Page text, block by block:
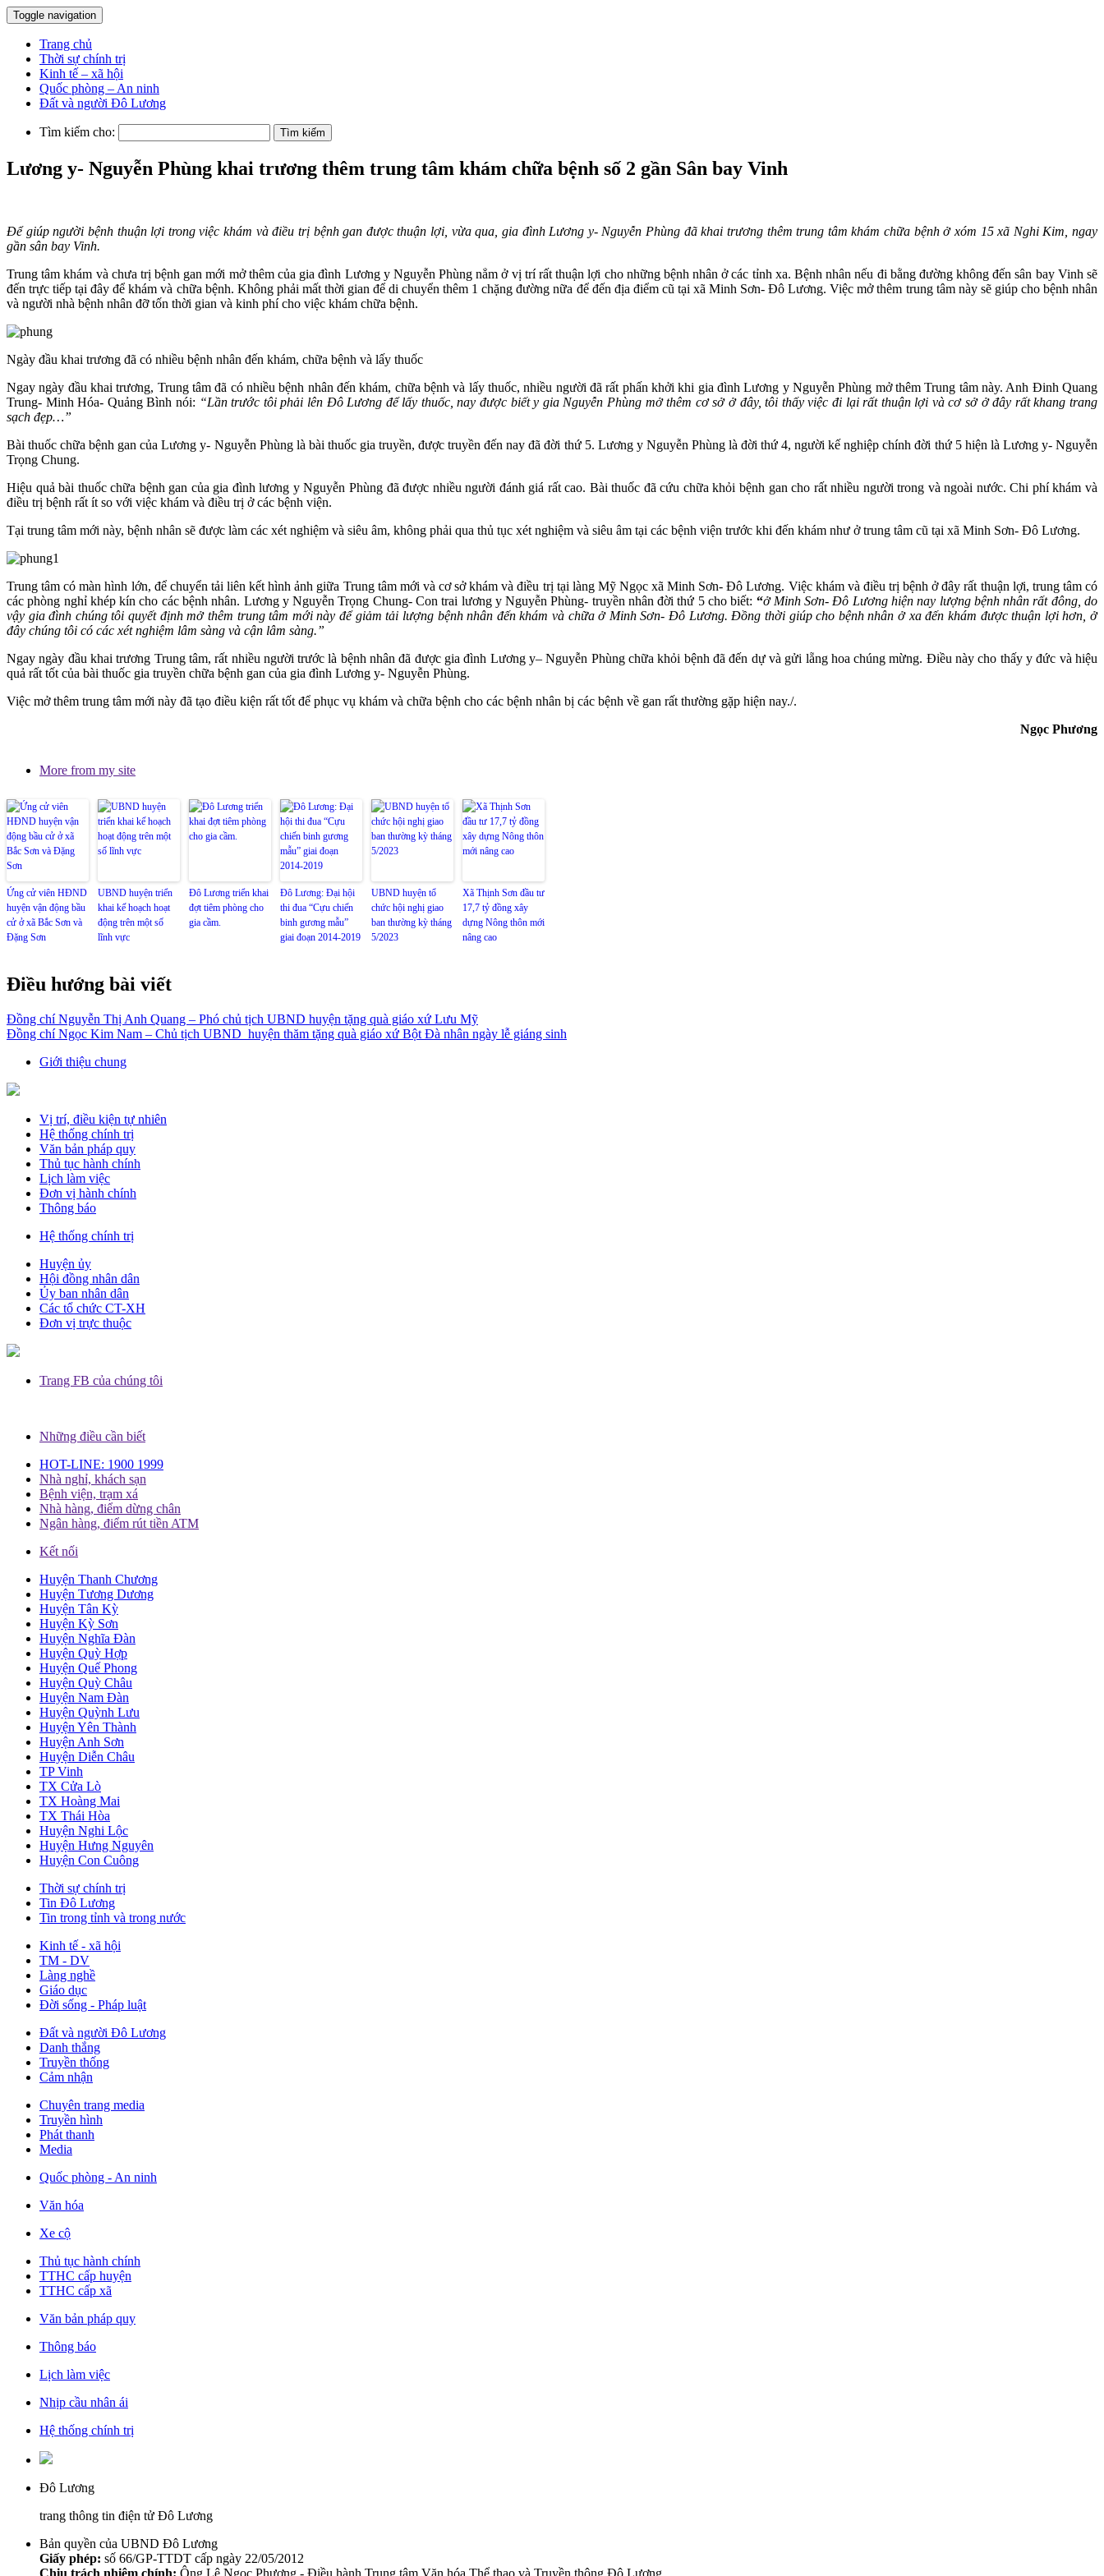
Toggle navigation
Trang chủ
Thời sự chính trị
Kinh tế – xã hội
Quốc phòng – An ninh
Đất và người Đô Lương
Tìm kiếm cho:
Lương y- Nguyễn Phùng khai trương thêm trung tâm khám chữa bệnh số 2 gần Sân bay Vinh
Để giúp người bệnh thuận lợi trong việc khám và điều trị bệnh gan được thuận lợi, vừa qua, gia đình Lương y- Nguyễn Phùng đã khai trương thêm trung tâm khám chữa bệnh ở xóm 15 xã Nghi Kim, ngay
gần sân bay Vinh.
Trung tâm khám và chưa trị bệnh gan mới mở thêm của gia đình Lương y Nguyễn Phùng nẳm ở vị trí rất thuận lợi cho những bệnh nhân ở các tỉnh xa. Bệnh nhân nếu đi bằng đường không đến sân bay Vinh sẽ
đến trực tiếp tại đây để khám và chữa bệnh. Không phải mất thời gian để di chuyển thêm 1 chặng đường nữa để đến địa điểm cũ tại xã Minh Sơn- Đô Lương. Việc mở thêm trung tâm này sẽ giúp cho bệnh nhân
và người nhà bệnh nhân đỡ tốn thời gian và kinh phí cho việc khám chữa bệnh.
Ngày đầu khai trương đã có nhiều bệnh nhân đến khám, chữa bệnh và lấy thuốc
Ngay ngày đầu khai trương, Trung tâm đã có nhiều bệnh nhân đến khám, chữa bệnh và lấy thuốc, nhiều người đã rất phấn khởi khi gia đình Lương y Nguyễn Phùng mở thêm Trung tâm này. Anh Đinh Quang
Trung- Minh Hóa- Quảng Bình nói: “Lần trước tôi phải lên Đô Lương để lấy thuốc, nay được biết y gia Nguyễn Phùng mở thêm cơ sở ở đây, tôi thấy việc đi lại rất thuận lợi và cơ sở ở đây rất khang trang
sạch đẹp…”
Bài thuốc chữa bệnh gan của Lương y- Nguyễn Phùng là bài thuốc gia truyền, được truyền đến nay đã đời thứ 5. Lương y Nguyễn Phùng là đời thứ 4, người kế nghiệp chính đời thứ 5 hiện là Lương y- Nguyễn
Trọng Chung.
Hiệu quả bài thuốc chữa bệnh gan của gia đình lương y Nguyễn Phùng đã được nhiều người đánh giá rất cao. Bài thuốc đã cứu chữa khỏi bệnh gan cho rất nhiều người trong và ngoài nước. Chi phí khám và
điều trị bệnh rất ít so với việc khám và điều trị ở các bệnh viện.
Tại trung tâm mới này, bệnh nhân sẽ được làm các xét nghiệm và siêu âm, không phải qua thủ tục xét nghiệm và siêu âm tại các bệnh viện trước khi đến khám như ở trung tâm cũ tại xã Minh Sơn- Đô Lương.
Trung tâm có màn hình lớn, để chuyển tải liên kết hình ảnh giữa Trung tâm mới và cơ sở khám và điều trị tại làng Mỹ Ngọc xã Minh Sơn- Đô Lương. Việc khám và điều trị bệnh ở đây rất thuận lợi, trung tâm có
các phòng nghỉ khép kín cho các bệnh nhân. Lương y Nguyễn Trọng Chung- Con trai lương y Nguyễn Phùng- truyền nhân đời thứ 5 cho biết: “ở Minh Sơn- Đô Lương hiện nay lượng bệnh nhân rất đông, do
vậy gia đình chúng tôi quyết định mở thêm trung tâm mới này để giảm tải lượng bệnh nhân đến khám và chữa ở Minh Sơn- Đô Lương. Đồng thời giúp cho bệnh nhân ở xa đến khám được thuận lợi hơn, ở
đây chúng tôi có các xét nghiệm lâm sàng và cận lâm sàng.”
Ngay ngày đầu khai trương Trung tâm, rất nhiều người trước là bệnh nhân đã được gia đình Lương y– Nguyễn Phùng chữa khỏi bệnh đã đến dự và gửi lẵng hoa chúng mừng. Điều này cho thấy y đức và hiệu
quả rất tốt của bài thuốc gia truyền chữa bệnh gan của gia đình Lương y- Nguyễn Phùng.
Việc mở thêm trung tâm mới này đã tạo điều kiện rất tốt để phục vụ khám và chữa bệnh cho các bệnh nhân bị các bệnh về gan rất thường gặp hiện nay./.
Ngọc Phương
More from my site
Ứng cử viên HĐND
huyện vận động bầu
cử ở xã Bắc Sơn và
Đặng Sơn
UBND huyện triển
khai kế hoạch hoạt
động trên một số
lĩnh vực
Đô Lương triển khai
đợt tiêm phòng cho
gia cầm.
Đô Lương: Đại hội
thi đua “Cựu chiến
binh gương mẫu”
giai đoạn 2014-2019
UBND huyện tổ
chức hội nghị giao
ban thường kỳ tháng
5/2023
Xã Thịnh Sơn đầu tư
17,7 tỷ đồng xây
dựng Nông thôn mới
nâng cao
Điều hướng bài viết
Đồng chí Nguyễn Thị Anh Quang – Phó chủ tịch UBND huyện tặng quà giáo xứ Lưu Mỹ
Đồng chí Ngọc Kim Nam – Chủ tịch UBND huyện thăm tặng quà giáo xứ Bột Đà nhân ngày lễ giáng sinh
Giới thiệu chung
Vị trí, điều kiện tự nhiên
Hệ thống chính trị
Văn bản pháp quy
Thủ tục hành chính
Lịch làm việc
Đơn vị hành chính
Thông báo
Hệ thống chính trị
Huyện ủy
Hội đồng nhân dân
Ủy ban nhân dân
Các tổ chức CT-XH
Đơn vị trực thuộc
Trang FB của chúng tôi
Những điều cần biết
HOT-LINE: 1900 1999
Nhà nghỉ, khách sạn
Bệnh viện, trạm xá
Nhà hàng, điểm dừng chân
Ngân hàng, điểm rút tiền ATM
Kết nối
Huyện Thanh Chương
Huyện Tương Dương
Huyện Tân Kỳ
Huyện Kỳ Sơn
Huyện Nghĩa Đàn
Huyện Quỳ Hợp
Huyện Quế Phong
Huyện Quỳ Châu
Huyện Nam Đàn
Huyện Quỳnh Lưu
Huyện Yên Thành
Huyện Anh Sơn
Huyện Diễn Châu
TP Vinh
TX Cửa Lò
TX Hoàng Mai
TX Thái Hòa
Huyện Nghi Lộc
Huyện Hưng Nguyên
Huyện Con Cuông
Thời sự chính trị
Tin Đô Lương
Tin trong tỉnh và trong nước
Kinh tế - xã hội
TM - DV
Làng nghề
Giáo dục
Đời sống - Pháp luật
Đất và người Đô Lương
Danh thắng
Truyền thống
Cảm nhận
Chuyên trang media
Truyền hình
Phát thanh
Media
Quốc phòng - An ninh
Văn hóa
Xe cộ
Thủ tục hành chính
TTHC cấp huyện
TTHC cấp xã
Văn bản pháp quy
Thông báo
Lịch làm việc
Nhịp cầu nhân ái
Hệ thống chính trị
Đô Lương
trang thông tin điện tử Đô Lương
Bản quyền của UBND Đô Lương
Giấy phép: số 66/GP-TTDT cấp ngày 22/05/2012
Chịu trách nhiệm chính: Ông Lê Ngọc Phương - Điều hành Trung tâm Văn hóa Thể thao và Truyền thông Đô Lương